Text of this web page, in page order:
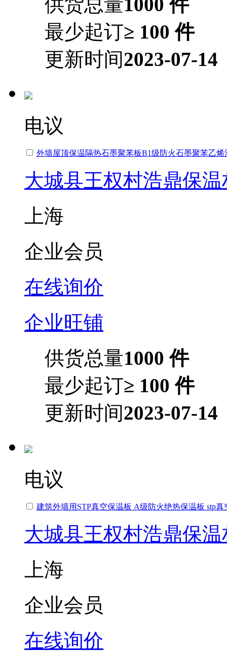
最少起订≥ 100 件
更新时间2023-07-14
电议
外墙屋顶保温隔热石墨聚苯板B1级防火石墨聚苯乙
大城县王权村浩鼎保
上海
企业会员
在线询价
企业旺铺
供货总量1000 件
最少起订≥ 100 件
更新时间2023-07-14
电议
建筑外墙用STP真空保温板 A级防火绝热保温板 stp真
大城县王权村浩鼎保
上海
企业会员
在线询价